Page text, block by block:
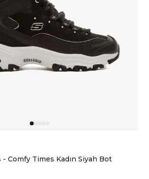
Comfy Times Kadın Siyah Bot